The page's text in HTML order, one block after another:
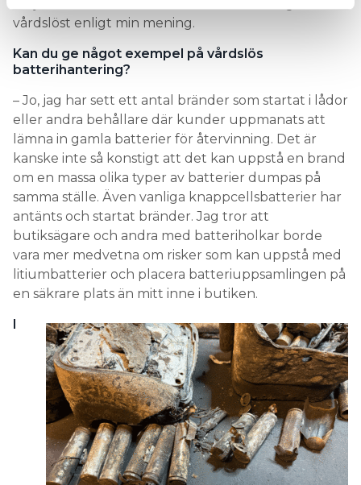
vårdslöst enligt min mening.
Kan du ge något exempel på vårdslös
batterihantering?
– Jo, jag har sett ett antal bränder som startat i lådor
eller andra behållare där kunder uppmanats att
lämna in gamla batterier för återvinning. Det är
kanske inte så konstigt att det kan uppstå en brand
om en massa olika typer av batterier dumpas på
samma ställe. Även vanliga knappcellsbatterier har
antänts och startat bränder. Jag tror att
butiksägare och andra med batteriholkar borde
vara mer medvetna om risker som kan uppstå med
litiumbatterier och placera batteriuppsamlingen på
en säkrare plats än mitt inne i butiken.